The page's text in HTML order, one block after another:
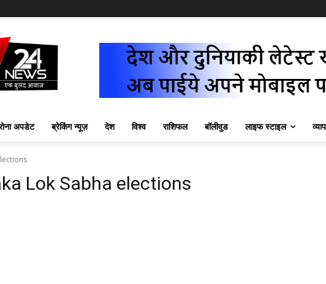
अपडेट ब्रेकिंग न्यूज़ देश विश्व राशिफल बॉलीवुड लाइफ स्टाइल
Lok Sabha elections